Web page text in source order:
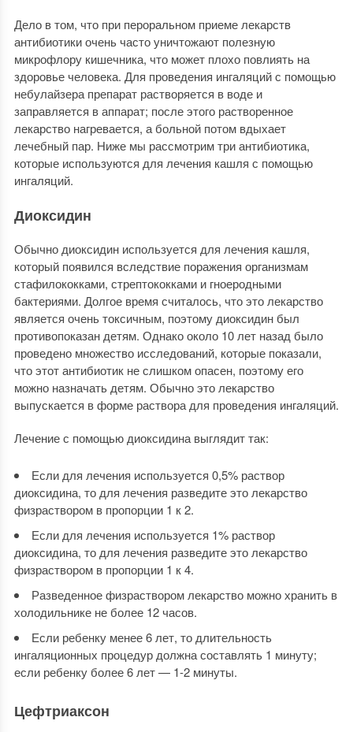
Дело в том, что при пероральном приеме лекарств
антибиотики очень часто уничтожают полезную
микрофлору кишечника, что может плохо повлиять на
здоровье человека. Для проведения ингаляций с помощью
небулайзера препарат растворяется в воде и
заправляется в аппарат; после этого растворенное
лекарство нагревается, а больной потом вдыхает
лечебный пар. Ниже мы рассмотрим три антибиотика,
которые используются для лечения кашля с помощью
ингаляций.
Диоксидин
Обычно диоксидин используется для лечения кашля,
который появился вследствие поражения организмам
стафилококками, стрептококками и гноеродными
бактериями. Долгое время считалось, что это лекарство
является очень токсичным, поэтому диоксидин был
противопоказан детям. Однако около 10 лет назад было
проведено множество исследований, которые показали,
что этот антибиотик не слишком опасен, поэтому его
можно назначать детям. Обычно это лекарство
выпускается в форме раствора для проведения ингаляций.
Лечение с помощью диоксидина выглядит так:
Если для лечения используется 0,5% раствор
диоксидина, то для лечения разведите это лекарство
физраствором в пропорции 1 к 2.
Если для лечения используется 1% раствор
диоксидина, то для лечения разведите это лекарство
физраствором в пропорции 1 к 4.
Разведенное физраствором лекарство можно хранить в
холодильнике не более 12 часов.
Если ребенку менее 6 лет, то длительность
ингаляционных процедур должна составлять 1 минуту;
если ребенку более 6 лет — 1-2 минуты.
Цефтриаксон